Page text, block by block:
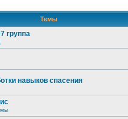
Темы
группа
навыков спасения